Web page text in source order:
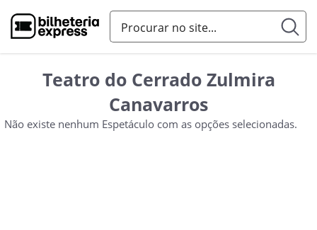
Teatro do Cerrado Zulmira
Canavarros
Não existe nenhum Espetáculo com as opções selecionadas.